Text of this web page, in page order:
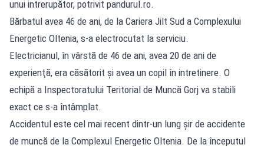
unui intrerupător, potrivit pandurul.ro.
Bărbatul avea 46 de ani, de la Cariera Jilt Sud a Complexului
Energetic Oltenia, s-a electrocutat la serviciu.
Electricianul, în vârstă de 46 de ani, avea 20 de ani de
experienţă, era căsătorit şi avea un copil în intretinere. O
echipă a Inspectoratului Teritorial de Muncă Gorj va stabili
exact ce s-a întâmplat.
Accidentul este cel mai recent dintr-un lung șir de accidente
de muncă de la Complexul Energetic Oltenia. De la începutul